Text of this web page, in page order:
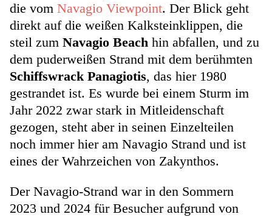
die vom Navagio Viewpoint. Der Blick geht
direkt auf die weißen Kalksteinklippen, die
steil zum Navagio Beach hin abfallen, und zu
dem puderweißen Strand mit dem berühmten
Schiffswrack Panagiotis, das hier 1980
gestrandet ist. Es wurde bei einem Sturm im
Jahr 2022 zwar stark in Mitleidenschaft
gezogen, steht aber in seinen Einzelteilen
noch immer hier am Navagio Strand und ist
eines der Wahrzeichen von Zakynthos.
Der Navagio-Strand war in den Sommern
2023 und 2024 für Besucher aufgrund von